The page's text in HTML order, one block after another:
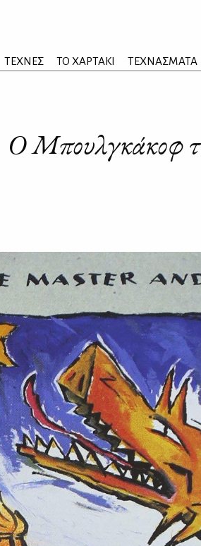
ΤΕΧΝΕΣ ΤΟ ΧΑΡΤΑΚΙ ΤΕΧΝΑΣΜΑΤΑ
Ο Μπουλγκάκοφ